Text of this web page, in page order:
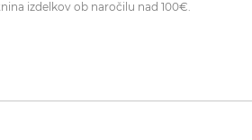
izdelkov ob naročilu nad 100€.